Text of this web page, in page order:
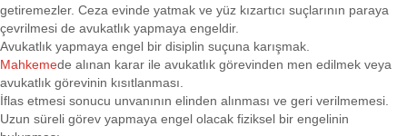
getiremezler. Ceza evinde yatmak ve yüz kızartıcı suçlarının paraya
çevrilmesi de avukatlık yapmaya engeldir.
Avukatlık yapmaya engel bir disiplin suçuna karışmak.
Mahkemede alınan karar ile avukatlık görevinden men edilmek veya
avukatlık görevinin kısıtlanması.
İflas etmesi sonucu unvanının elinden alınması ve geri verilmemesi.
Uzun süreli görev yapmaya engel olacak fiziksel bir engelinin